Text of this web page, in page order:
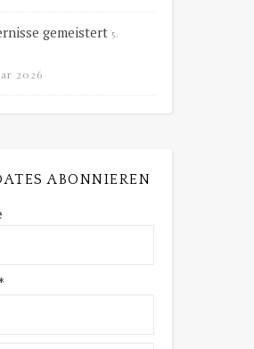
gemeistert 5.
2026
ABONNIEREN